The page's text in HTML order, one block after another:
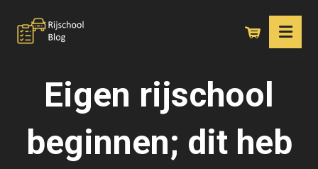
Eigen rijschool
beginnen; dit heb